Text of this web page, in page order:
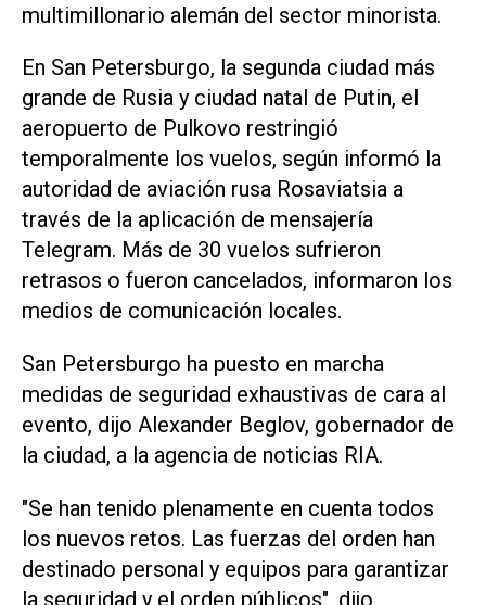
multimillonario alemán ‌del sector minorista.
En San Petersburgo, la segunda ciudad más
grande de Rusia ⁠y ciudad natal de Putin, el
aeropuerto de Pulkovo restringió
temporalmente los vuelos, según informó la
autoridad de aviación rusa Rosaviatsia a
través de la aplicación de mensajería
Telegram. Más de 30 vuelos sufrieron
retrasos o fueron cancelados, informaron los
medios ​de comunicación ‌locales.
San Petersburgo ha puesto en marcha
medidas de seguridad exhaustivas de cara al
evento, dijo Alexander Beglov, gobernador de
la ciudad, a la agencia de noticias RIA.
"Se han tenido plenamente en cuenta todos
los nuevos retos. Las fuerzas del orden han
destinado personal y equipos para garantizar
⁠la seguridad y el orden públicos", dijo.